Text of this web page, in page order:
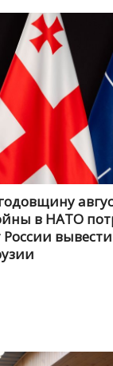
в НАТО
России